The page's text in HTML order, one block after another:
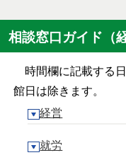
相談窓口ガイド（
時間欄に記載する
館日は除きます。
経営
就労